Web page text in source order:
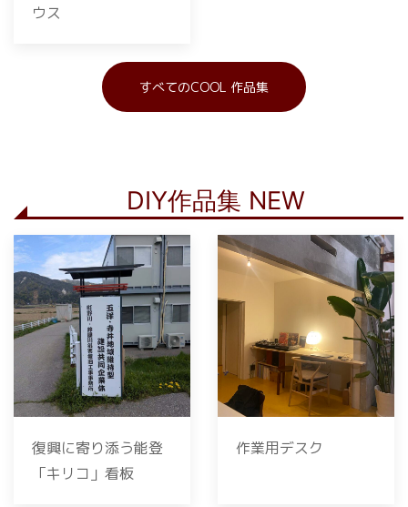
ウス
すべてのCOOL 作品集
DIY作品集 NEW
復興に寄り添う能登
「キリコ」看板
作業用デスク